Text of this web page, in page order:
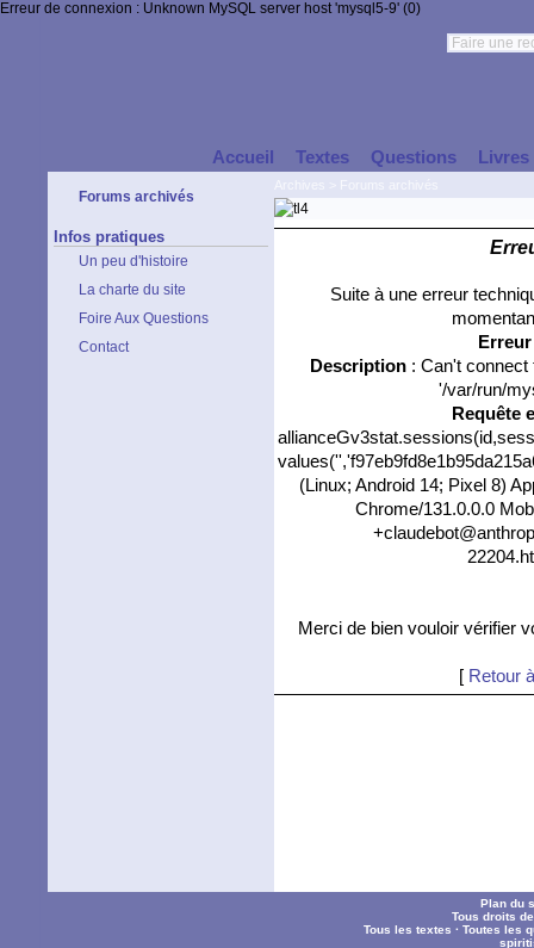
Erreur de connexion : Unknown MySQL server host 'mysql5-9' (0)
Accueil Textes Questions Livres
Forums archivés
Infos pratiques
Un peu d'histoire
La charte du site
Foire Aux Questions
Contact
Suite à une erreur
Description: Can't connect
'/var/run/
Requête
(Linux; Android 14; Pixel 8)
Chrome/131.0.0.0
Merci de bien vouloir vérifier
[ Retour
Plan du
Tous droits
Tous les textes ·Toutes les